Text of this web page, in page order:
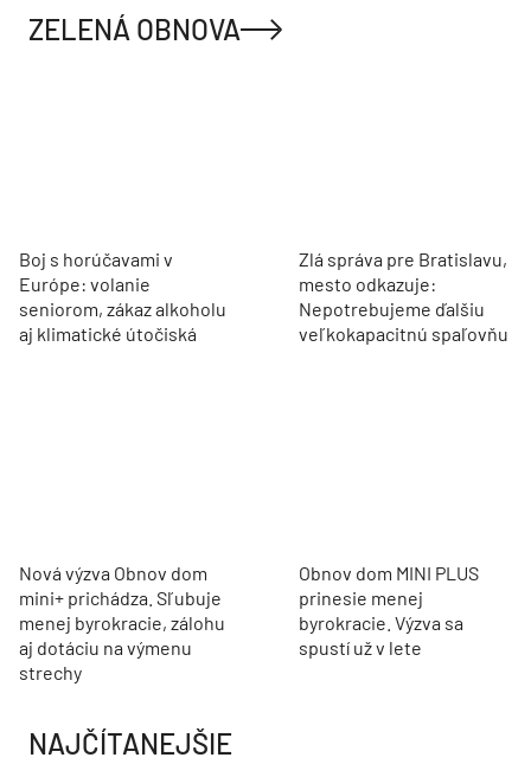
ZELENÁ OBNOVA
Boj s horúčavami v
Európe: volanie
seniorom, zákaz alkoholu
aj klimatické útočiská
Zlá správa pre Bratislavu,
mesto odkazuje:
Nepotrebujeme ďalšiu
veľkokapacitnú spaľovňu
Nová výzva Obnov dom
mini+ prichádza. Sľubuje
menej byrokracie, zálohu
aj dotáciu na výmenu
strechy
Obnov dom MINI PLUS
prinesie menej
byrokracie. Výzva sa
spustí už v lete
NAJČÍTANEJŠIE